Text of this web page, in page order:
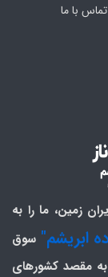
تماس با ما
زمین، ما را به
ابریشم" سوق
به مقصد کشورهای